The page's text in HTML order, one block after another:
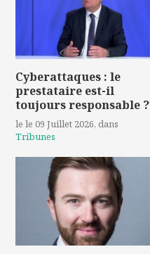
Cyberattaques : le
prestataire est-il
toujours responsable ?
le le 09 Juillet 2026, dans
Tribunes